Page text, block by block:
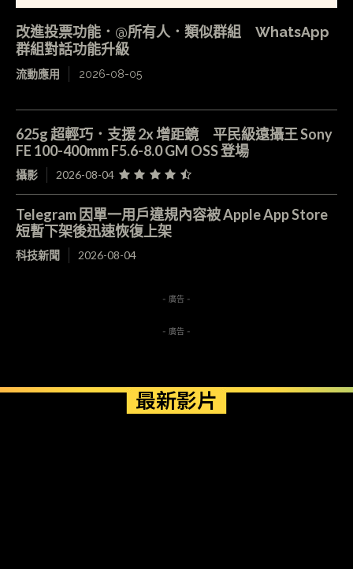
改進投票功能．@所有人．類似群組 WhatsApp
群組對話功能升級
流動應用 2026-08-05
625g 超輕巧．支援 2x 增距鏡 平民級遠攝王 Sony
FE 100-400mm F5.6-8.0 GM OSS 登場
攝影 2026-08-04
Telegram 因單一用戶違規內容被 Apple App Store
短暫下架後迅速恢復上架
科技新聞 2026-08-04
- 廣告 -
- 廣告 -
最新影片